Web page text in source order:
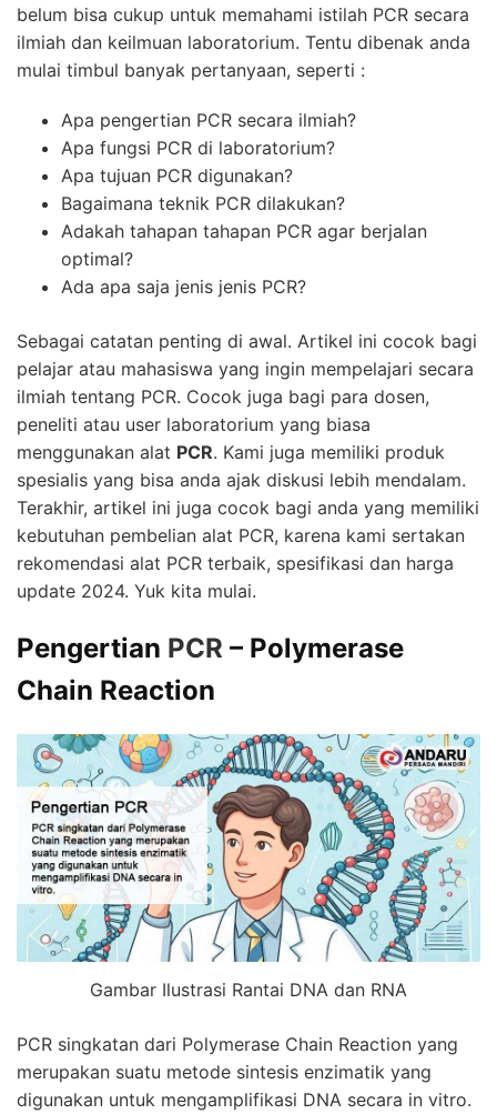
belum bisa cukup untuk memahami istilah PCR secara
ilmiah dan keilmuan laboratorium. Tentu dibenak anda
mulai timbul banyak pertanyaan, seperti :
Apa pengertian PCR secara ilmiah?
Apa fungsi PCR di laboratorium?
Apa tujuan PCR digunakan?
Bagaimana teknik PCR dilakukan?
Adakah tahapan tahapan PCR agar berjalan
optimal?
Ada apa saja jenis jenis PCR?
Sebagai catatan penting di awal. Artikel ini cocok bagi
pelajar atau mahasiswa yang ingin mempelajari secara
ilmiah tentang PCR. Cocok juga bagi para dosen,
peneliti atau user laboratorium yang biasa
menggunakan alat PCR. Kami juga memiliki produk
spesialis yang bisa anda ajak diskusi lebih mendalam.
Terakhir, artikel ini juga cocok bagi anda yang memiliki
kebutuhan pembelian alat PCR, karena kami sertakan
rekomendasi alat PCR terbaik, spesifikasi dan harga
update 2024. Yuk kita mulai.
Pengertian PCR – Polymerase
Chain Reaction
Gambar Ilustrasi Rantai DNA dan RNA
PCR singkatan dari Polymerase Chain Reaction yang
merupakan suatu metode sintesis enzimatik yang
digunakan untuk mengamplifikasi DNA secara in vitro.